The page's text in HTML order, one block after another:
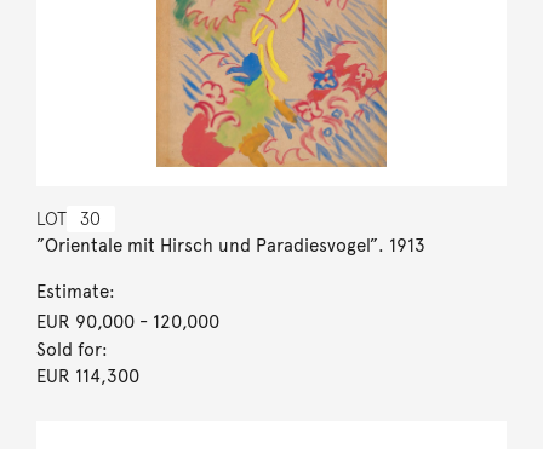
LOT 30
”Orientale mit Hirsch und Paradiesvogel”. 1913
Estimate:
EUR 90,000- 120,000
Sold for:
EUR 114,300